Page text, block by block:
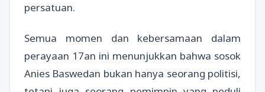
persatuan.
Semua momen dan kebersamaan dalam
perayaan 17an ini menunjukkan bahwa sosok
Anies Baswedan bukan hanya seorang politisi,